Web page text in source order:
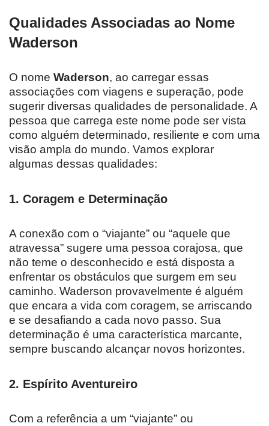
Qualidades Associadas ao Nome
Waderson
O nome Waderson, ao carregar essas
associações com viagens e superação, pode
sugerir diversas qualidades de personalidade. A
pessoa que carrega este nome pode ser vista
como alguém determinado, resiliente e com uma
visão ampla do mundo. Vamos explorar
algumas dessas qualidades:
1. Coragem e Determinação
A conexão com o “viajante” ou “aquele que
atravessa” sugere uma pessoa corajosa, que
não teme o desconhecido e está disposta a
enfrentar os obstáculos que surgem em seu
caminho. Waderson provavelmente é alguém
que encara a vida com coragem, se arriscando
e se desafiando a cada novo passo. Sua
determinação é uma característica marcante,
sempre buscando alcançar novos horizontes.
2. Espírito Aventureiro
Com a referência a um “viajante” ou